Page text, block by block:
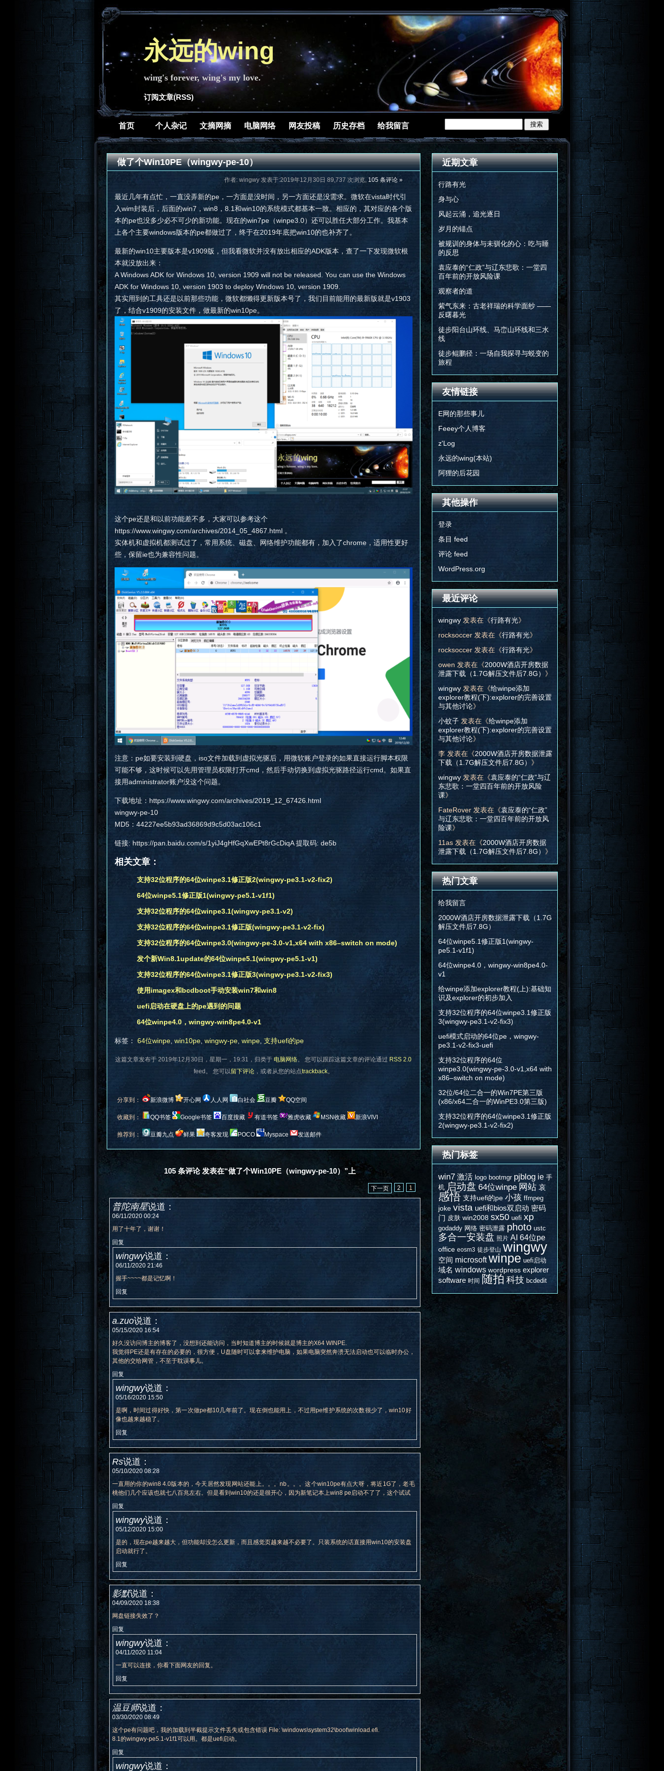
永远的wing
wing's forever, wing's my love.
订阅文章(RSS)
首页 个人杂记 文摘网摘 电脑网络 网友投稿 历史存档 给我留言
做了个Win10PE（wingwy-pe-10）
作者: wingwy 发表于:2019年12月30日 89,737 次浏览,105 条评论 »
最近几年有点忙，一直没弄新的pe，一方面是没时间，另一方面还是没需求。微软在vista时代引
入wim封装后，后面的win7，win8，8.1和win10的系统模式都基本一致。相应的，其对应的各个版
本的pe也没多少必不可少的新功能。现在的win7pe（winpe3.0）还可以胜任大部分工作。我基本
上各个主要windows版本的pe都做过了，终于在2019年底把win10的也补齐了。
最新的win10主要版本是v1909版，但我看微软并没有放出相应的ADK版本，查了一下发现微软根
本就没放出来：
A Windows ADK for Windows 10, version 1909 will not be released. You can use the Windows
ADK for Windows 10, version 1903 to deploy Windows 10, version 1909.
其实用到的工具还是以前那些功能，微软都懒得更新版本号了，我们目前能用的最新版就是v1903
了，结合v1909的安装文件，做最新的win10pe。
这个pe还是和以前功能差不多，大家可以参考这个
https://www.wingwy.com/archives/2014_05_4867.html 。
实体机和虚拟机都测试过了，常用系统、磁盘、网络维护功能都有，加入了chrome，适用性更好
些，保留ie也为兼容性问题。
注意：pe如要安装到硬盘，iso文件加载到虚拟光驱后，用微软账户登录的如果直接运行脚本权限
可能不够，这时候可以先用管理员权限打开cmd，然后手动切换到虚拟光驱路径运行cmd。如果直
接用administrator账户没这个问题。
下载地址：https://www.wingwy.com/archives/2019_12_67426.html
wingwy-pe-10
MD5：44227ee5b93ad36869d9c5d03ac106c1
链接: https://pan.baidu.com/s/1yiJ4gHfGqXwEPt8rGcDiqA 提取码: de5b
相关文章：
支持32位程序的64位winpe3.1修正版2(wingwy-pe3.1-v2-fix2)
64位winpe5.1修正版1(wingwy-pe5.1-v1f1)
支持32位程序的64位winpe3.1(wingwy-pe3.1-v2)
支持32位程序的64位winpe3.1修正版(wingwy-pe3.1-v2-fix)
支持32位程序的64位winpe3.0(wingwy-pe-3.0-v1,x64 with x86–switch on mode)
发个新Win8.1update的64位winpe5.1(wingwy-pe5.1-v1)
支持32位程序的64位winpe3.1修正版3(wingwy-pe3.1-v2-fix3)
使用imagex和bcdboot手动安装win7和win8
uefi启动在硬盘上的pe遇到的问题
64位winpe4.0，wingwy-win8pe4.0-v1
标签： 64位winpe, win10pe,wingwy-pe, winpe, 支持uefi的pe
这篇文章发布于 2019年12月30日，星期一，19:31，归类于电脑网络。 您可以跟踪这篇文章的评论通过 RSS 2.0
feed。 您可以留下评论，或者从您的站点trackback。
分享到： 新浪微博 开心网 人人网 白社会 豆瓣 QQ空间
收藏到： QQ书签 Google书签 百度搜藏 有道书签 雅虎收藏 MSN收藏 新浪VIVI
推荐到： 豆瓣九点 鲜果 奇客发现 POCO Myspace 发送邮件
105 条评论 发表在“做了个Win10PE（wingwy-pe-10）”上
1
2
下一页
普陀南星说道：
06/11/2020 00:24
用了十年了，谢谢！
回复
wingwy说道：
06/11/2020 21:46
握手~~~~都是记忆啊！
回复
a.zuo说道：
05/15/2020 16:54
好久没访问博主的博客了，没想到还能访问，当时知道博主的时候就是博主的X64 WINPE.
我觉得PE还是有存在的必要的，很方便，U盘随时可以拿来维护电脑，如果电脑突然奔溃无法启动也可以临时办公，
其他的交给网管，不至于耽误事儿。
回复
wingwy说道：
05/16/2020 15:50
是啊，时间过得好快，第一次做pe都10几年前了。现在倒也能用上，不过用pe维护系统的次数很少了，win10好
像也越来越稳了。
回复
Rs说道：
05/10/2020 08:28
一直用的你的win8 4.0版本的，今天居然发现网站还能上。。。nb。。。这个win10pe有点大呀，将近1G了，老毛
桃他们几个应该也就七八百兆左右。但是看到win10的还是很开心，因为新笔记本上win8 pe启动不了了，这个试试
回复
wingwy说道：
05/12/2020 15:00
是的，现在pe越来越大，但功能却没怎么更新，而且感觉页越来越不必要了。只装系统的话直接用win10的安装盘
启动就行了。
回复
影默说道：
04/09/2020 18:38
网盘链接失效了？
回复
wingwy说道：
04/11/2020 11:04
一直可以连接，你看下面网友的回复。
回复
温豆师说道：
03/30/2020 08:49
这个pe有问题吧，我的加载到半截提示文件丢失或包含错误 File: \windows\system32\boot\winload.efi.
8.1的wingwy-pe5.1-v1f1可以用。都是uefi启动。
回复
wingwy说道：
近期文章
行路有光
身与心
风起云涌，追光逐日
岁月的锚点
被规训的身体与未驯化的心：吃与睡
的反思
袁应泰的“仁政”与辽东悲歌：一堂四
百年前的开放风险课
观察者的道
紫气东来：古老祥瑞的科学面纱 ——
反曙暮光
徒步阳台山环线、马峦山环线和三水
线
徒步鲲鹏径：一场自我探寻与蜕变的
旅程
友情链接
E网的那些事儿
Feeey个人博客
z'Log
永远的wing(本站)
阿狸的后花园
其他操作
登录
条目 feed
评论 feed
WordPress.org
最近评论
wingwy发表在《行路有光》
rocksoccer发表在《行路有光》
rocksoccer发表在《行路有光》
owen 发表在《2000W酒店开房数据
泄露下载（1.7G解压文件后7.8G） 》
wingwy发表在《给winpe添加
explorer教程(下):explorer的完善设置
与其他讨论》
小蚊子发表在《给winpe添加
explorer教程(下):explorer的完善设置
与其他讨论》
李发表在《2000W酒店开房数据泄露
下载（1.7G解压文件后7.8G） 》
wingwy发表在《袁应泰的“仁政”与辽
东悲歌：一堂四百年前的开放风险
课》
FateRover发表在《袁应泰的“仁政”
与辽东悲歌：一堂四百年前的开放风
险课》
11as发表在《2000W酒店开房数据
泄露下载（1.7G解压文件后7.8G） 》
热门文章
给我留言
2000W酒店开房数据泄露下载（1.7G
解压文件后7.8G）
64位winpe5.1修正版1(wingwy-
pe5.1-v1f1)
64位winpe4.0，wingwy-win8pe4.0-
v1
给winpe添加explorer教程(上):基础知
识及explorer的初步加入
支持32位程序的64位winpe3.1修正版
3(wingwy-pe3.1-v2-fix3)
uefi模式启动的64位pe，wingwy-
pe3.1-v2-fix3-uefi
支持32位程序的64位
winpe3.0(wingwy-pe-3.0-v1,x64 with
x86–switch on mode)
32位/64位二合一的Win7PE第三版
(x86/x64二合一的WinPE3.0第三版)
支持32位程序的64位winpe3.1修正版
2(wingwy-pe3.1-v2-fix2)
热门标签
win7 激活 logo bootmgr pjblog ie 手
机 启动盘 64位winpe 网站 哀
感悟 支持uefi的pe 小孩 ffmpeg
joke vista uefi和bios双启动 密码
门 皮肤 win2008 sx50 uefi xp
godaddy 网络 密码泄露 photo ustc
多合一安装盘 照片 AI 64位pe
office eosm3 徒步登山 wingwy
空间 microsoft winpe uefi启动
域名 windows wordpress explorer
software 时间 随拍 科技 bcdedit